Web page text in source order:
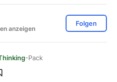
anzeigen
Folgen
-Pack